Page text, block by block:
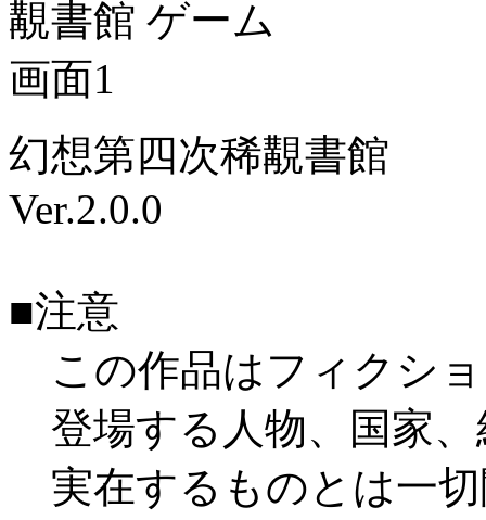
幻想第四次稀覯書館
Ver.2.0.0
■注意
この作品はフィクシ
登場する人物、国家
実在するものとは一